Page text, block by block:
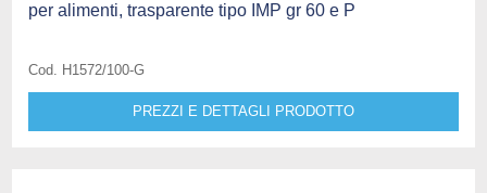
per alimenti, trasparente tipo IMP gr 60 e P
Cod. H1572/100-G
PREZZI E DETTAGLI PRODOTTO